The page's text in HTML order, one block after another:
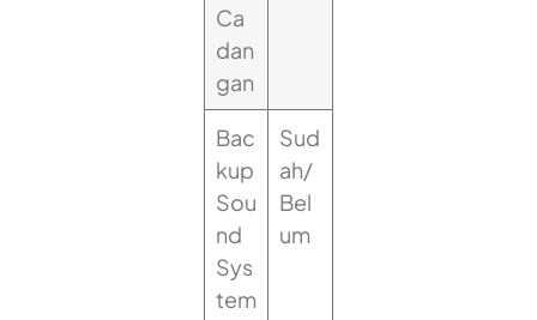
Ca
dan
gan
Bac
kup
Sou
nd
Sys
tem
Sud
ah/
Bel
um